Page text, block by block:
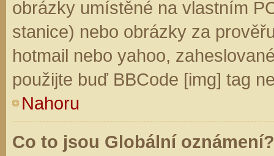
obrázky umístěné na vlastním
stanice) nebo obrázky za
hotmail nebo yahoo,
použijte buď BBCode [img] tag
Nahoru
Co to jsou Globální oznámení?